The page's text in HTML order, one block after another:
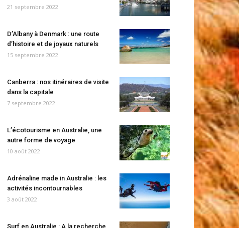
21 septembre 2022
D’Albany à Denmark : une route
d’histoire et de joyaux naturels
15 septembre 2022
Canberra : nos itinéraires de visite
dans la capitale
7 septembre 2022
L’écotourisme en Australie, une
autre forme de voyage
10 août 2022
Adrénaline made in Australie : les
activités incontournables
3 août 2022
Surf en Australie : A la recherche